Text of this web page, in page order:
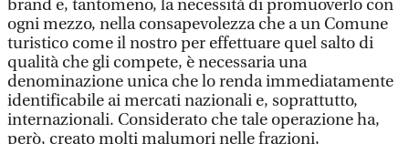
brand e, tantomeno, la necessità di promuoverlo con
ogni mezzo, nella consapevolezza che a un Comune
turistico come il nostro per effettuare quel salto di
qualità che gli compete, è necessaria una
denominazione unica che lo renda immediatamente
identificabile ai mercati nazionali e, soprattutto,
internazionali. Considerato che tale operazione ha,
però, creato molti malumori nelle frazioni,